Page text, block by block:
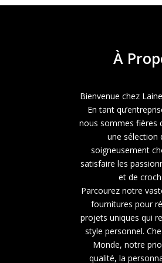
À
Bienvenue chez
En tant
nous sommes fières
une sélection
soigneusement
satisfaire les
et de
Parcourez notre
fournitures pour
projets uniques qui
style personnel.
Monde, notre
qualité, la